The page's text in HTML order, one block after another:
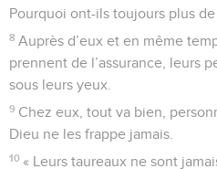
Pourquoi ont-ils toujours plus
8 Auprès d’eux et en même
prennent de l’assurance, leurs
sous leurs yeux.
9 Chez eux, tout va bien,
Dieu ne les frappe jamais.
10 « Leurs taureaux ne sont